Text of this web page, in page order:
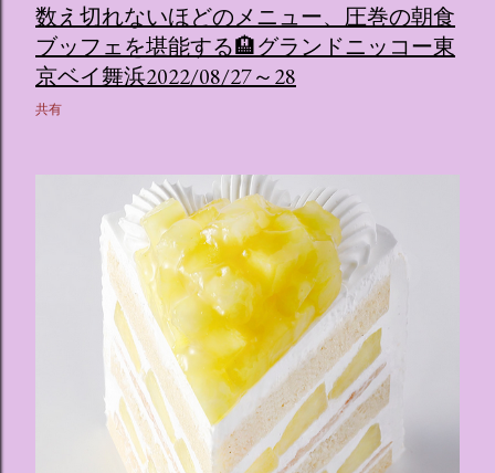
数え切れないほどのメニュー、圧巻の朝食
ブッフェを堪能する🏨グランドニッコー東
京ベイ舞浜2022/08/27～28
共有